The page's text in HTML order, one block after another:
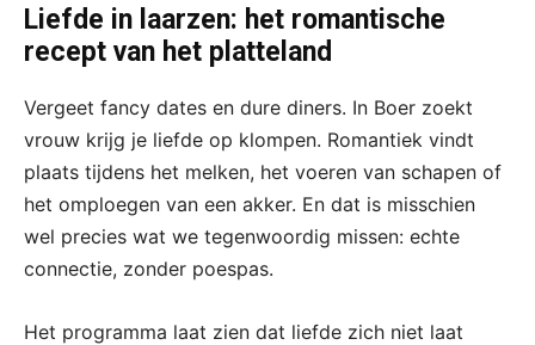
Liefde in laarzen: het romantische
recept van het platteland
Vergeet fancy dates en dure diners. In Boer zoekt
vrouw krijg je liefde op klompen. Romantiek vindt
plaats tijdens het melken, het voeren van schapen of
het omploegen van een akker. En dat is misschien
wel precies wat we tegenwoordig missen: echte
connectie, zonder poespas.
Het programma laat zien dat liefde zich niet laat